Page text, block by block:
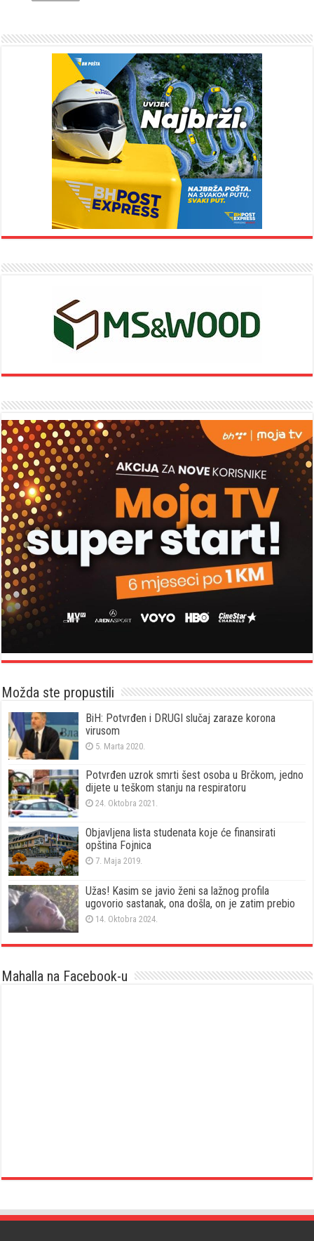
Možda ste propustili
BiH: Potvrđen i DRUGI slučaj zaraze korona
virusom
5. Marta 2020.
Potvrđen uzrok smrti šest osoba u Brčkom, jedno
dijete u teškom stanju na respiratoru
24. Oktobra 2021.
Objavljena lista studenata koje će finansirati
opština Fojnica
7. Maja 2019.
Užas! Kasim se javio ženi sa lažnog profila
ugovorio sastanak, ona došla, on je zatim prebio
14. Oktobra 2024.
Mahalla na Facebook-u